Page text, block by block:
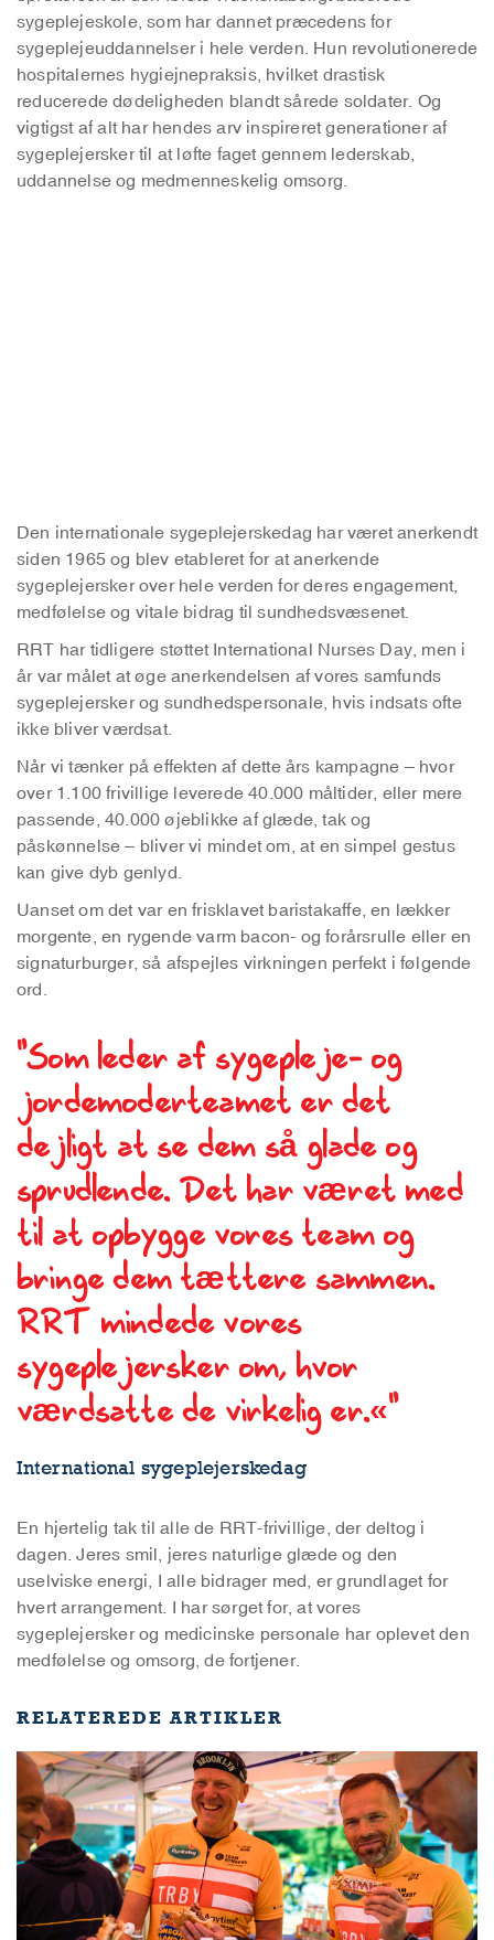
sygeplejeskole, som har dannet præcedens for
sygeplejeuddannelser i hele verden. Hun revolutionerede
hospitalernes hygiejnepraksis, hvilket drastisk
reducerede dødeligheden blandt sårede soldater. Og
vigtigst af alt har hendes arv inspireret generationer af
sygeplejersker til at løfte faget gennem lederskab,
uddannelse og medmenneskelig omsorg.
Den internationale sygeplejerskedag har været anerkendt
siden 1965 og blev etableret for at anerkende
sygeplejersker over hele verden for deres engagement,
medfølelse og vitale bidrag til sundhedsvæsenet.
RRT har tidligere støttet International Nurses Day, men i
år var målet at øge anerkendelsen af vores samfunds
sygeplejersker og sundhedspersonale, hvis indsats ofte
ikke bliver værdsat.
Når vi tænker på effekten af dette års kampagne – hvor
over 1.100 frivillige leverede 40.000 måltider, eller mere
passende, 40.000 øjeblikke af glæde, tak og
påskønnelse – bliver vi mindet om, at en simpel gestus
kan give dyb genlyd.
Uanset om det var en frisklavet baristakaffe, en lækker
morgente, en rygende varm bacon- og forårsrulle eller en
signaturburger, så afspejles virkningen perfekt i følgende
ord.
"Som leder af sygepleje- og
jordemoderteamet er det
dejligt at se dem så glade og
sprudlende. Det har været med
til at opbygge vores team og
bringe dem tættere sammen.
RRT mindede vores
sygeplejersker om, hvor
værdsatte de virkelig er.«"
International sygeplejerskedag
En hjertelig tak til alle de RRT-frivillige, der deltog i
dagen. Jeres smil, jeres naturlige glæde og den
uselviske energi, I alle bidrager med, er grundlaget for
hvert arrangement. I har sørget for, at vores
sygeplejersker og medicinske personale har oplevet den
medfølelse og omsorg, de fortjener.
RELATEREDE ARTIKLER